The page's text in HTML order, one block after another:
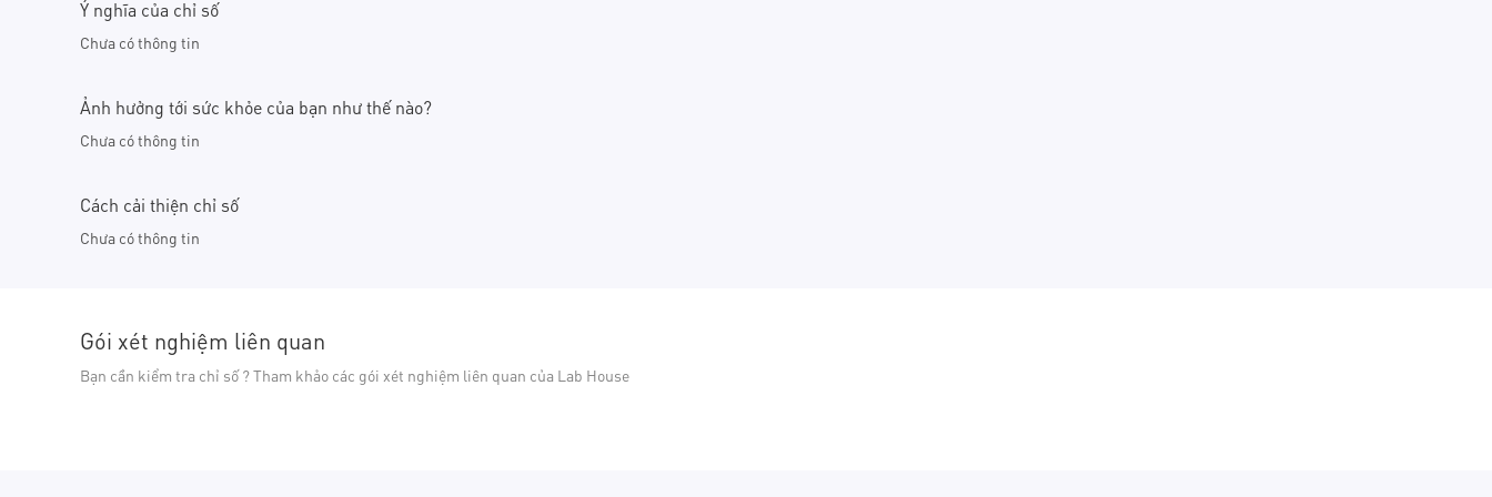
Ý nghĩa của chỉ số
Chưa có thông tin
Ảnh hưởng tới sức khỏe của bạn như thế nào?
Chưa có thông tin
Cách cải thiện chỉ số
Chưa có thông tin
Gói xét nghiệm liên quan
Bạn cần kiểm tra chỉ số ? Tham khảo các gói xét nghiệm liên quan của Lab House